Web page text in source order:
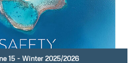
15 - Winter 2025/2026